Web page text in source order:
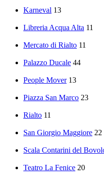
Karneval 13
Libreria Acqua Alta 11
Mercato di Rialto 11
Palazzo Ducale 44
People Mover 13
Piazza San Marco 23
Rialto 11
San Giorgio Maggiore 22
Scala Contarini del
Teatro La Fenice 20